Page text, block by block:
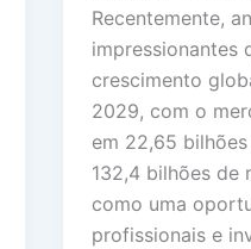
Recentemente,
impressionantes
crescimento
2029, com o
em 22,65
132,4 bilhões de
como uma
profissionais e